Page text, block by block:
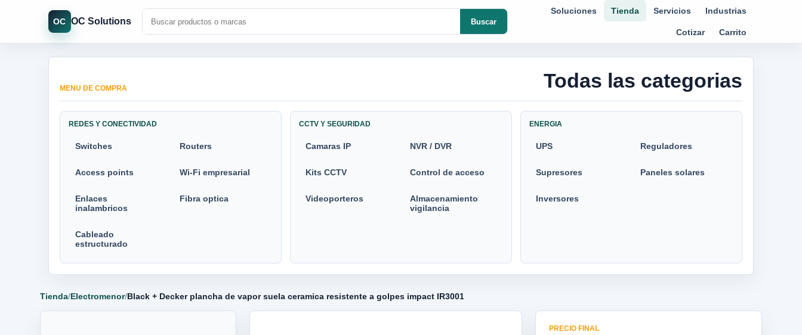
OC OC Solutions Buscar
Soluciones Tienda Servicios Industrias
Cotizar Carrito
MENU DE COMPRA Todas las categorias
REDES Y CONECTIVIDAD
Switches Routers
Access points Wi-Fi empresarial
Enlaces
inalambricos
Fibra optica
Cableado
estructurado
CCTV Y SEGURIDAD
Camaras IP NVR / DVR
Kits CCTV Control de acceso
Videoporteros
Almacenamiento
vigilancia
ENERGIA
UPS Reguladores
Supresores Paneles solares
Inversores
Tienda/Electromenor/Black + Decker plancha de vapor suela ceramica resistente a golpes impact IR3001
PRECIO FINAL